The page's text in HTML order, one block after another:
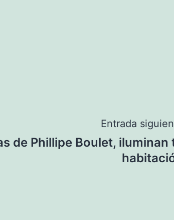
Entrada
de Phillipe Boulet, iluminan